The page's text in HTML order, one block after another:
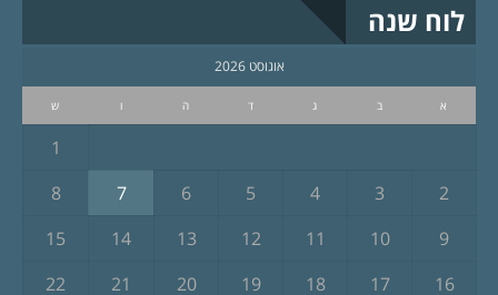
לוח שנה
אוגוסט 2026
א ב ג ד ה ו ש
1
2
3
4
5
6
7
8
9
10
11
12
13
14
15
16
17
18
19
20
21
22